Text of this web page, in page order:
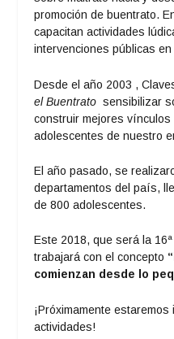
promoción de buentrato.
capacitan actividades
intervenciones públicas
Desde el año 2003 ,
el Buentratosensibilizar
construir mejores
adolescentes de nuestro
El año pasado, se
departamentos del país,
de 800 adolescentes.
Este 2018, que será la
trabajará con el concepto
comienzan desde lo
¡Próximamente
actividades!